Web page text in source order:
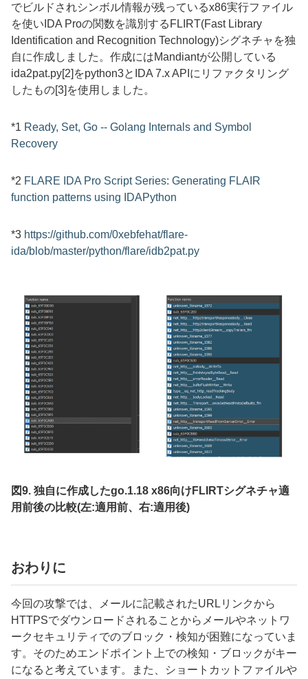
でビルドされシンボル情報が残っているx86実行ファイル
を使い IDA Proの関数を識別する FLIRT(Fast Library
Identification and Recognition Technology)シグネチャ を独
自に作成しました。作成にはMandiantが公開している
ida2pat.py[2] をpython3とIDA 7.x APIにリファクタリング
したもの[3]を使用しました。
*1 Ready, Set, Go -- Golang Internals and Symbol
Recovery
*2 FLARE IDA Pro Script Series: Generating FLAIR
function patterns using IDAPython
*3 https://github.com/0xebfehat/flare-
ida/blob/master/python/flare/idb2pat.py
図9. 独自に作成したgo.1.18 x86向けFLIRTシグネチャ適
用前後の比較(左:適用前、右:適用後)
おわりに
今回の攻撃では、メールに記載されたURL リンクから
HTTPSでダウンロードされることからメールやネットワ
ークセキュリティでのブロック・検知が困難になっていま
す。そのためエンドポイント上での検知・ブロックがキー
になると考えています。また、ショートカットファイルや